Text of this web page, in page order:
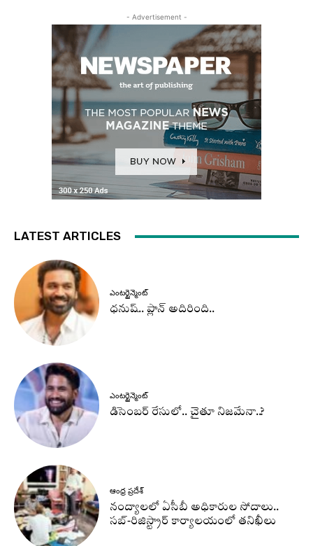
- Advertisement -
LATEST ARTICLES
ఎంటర్టైన్మెంట్
ధనుష్‌.. ప్లాన్ అదిరింది..
ఎంటర్టైన్మెంట్
డిసెంబర్ రేసులో.. చైతూ నిజమేనా..?
ఆంధ్ర ప్రదేశ్
నంద్యాలలో ఏసీబీ అధికారుల సోదాలు..
సబ్-రిజిస్ట్రార్ కార్యాలయంలో తనిఖీలు